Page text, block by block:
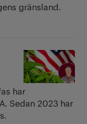
gränsland.
har
Sedan 2023 har